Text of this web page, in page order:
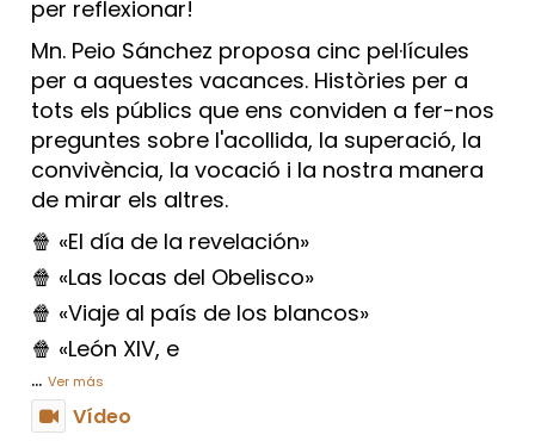
per reflexionar!
Mn. Peio Sánchez proposa cinc pel·lícules
per a aquestes vacances. Històries per a
tots els públics que ens conviden a fer-nos
preguntes sobre l'acollida, la superació, la
convivència, la vocació i la nostra manera
de mirar els altres.
🍿 «El día de la revelación»
🍿 «Las locas del Obelisco»
🍿 «Viaje al país de los blancos»
🍿 «León XIV, e
... Ver más
Vídeo